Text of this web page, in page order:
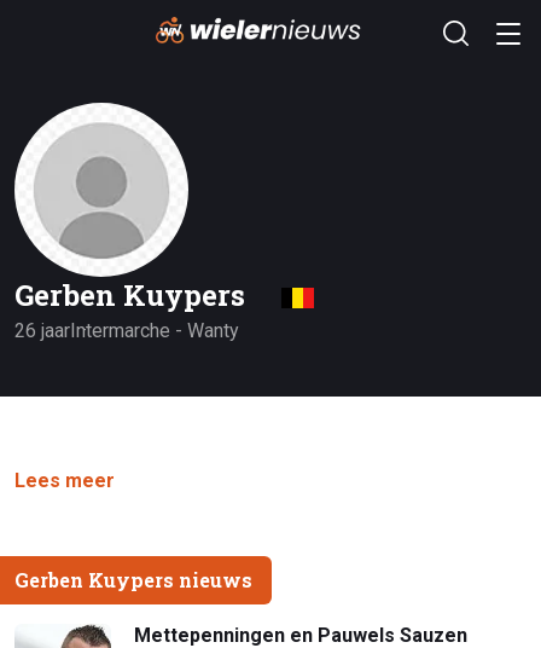
Gerben Kuypers
26 jaarIntermarche - Wanty
Lees meer
Gerben Kuypers nieuws
Mettepenningen en Pauwels Sauzen